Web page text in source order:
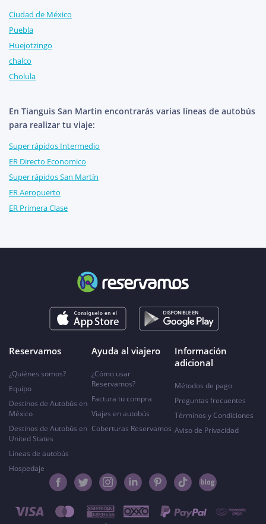
Ciudad de México
Puebla
Huejotzingo
chalco
Cholula
En Tianguis San Martin encontrarás varias líneas de autobús
para realizar tu viaje:
Super rápidos Intermedio
ER Directo Economico
Super rápidos San Martín
ER Aeropuerto
ER Primera Clase
Reservamos
¿Quiénes somos?
Equipo
Destinos de Autobús en
México
Destinos de Autobús en
United States
Líneas de autobús
Hospedaje
Ayuda al viajero
¿Cómo usar
Reservamos?
Factura tu compra
Viajes en autobús
Coberturas Reservamos
Información
adicional
Métodos de pago
Preguntas frecuentes
Términos y Condiciones
Aviso de Privacidad